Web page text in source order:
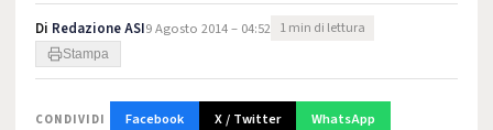
Di Redazione ASI9 Agosto 2014 – 04:52 1 min di lettura
Stampa
CONDIVIDI Facebook X / Twitter WhatsApp